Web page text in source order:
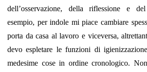
dell’osservazione, della riflessione e
esempio, per indole mi piace cambiare
porta da casa al lavoro e viceversa,
devo espletare le funzioni di
medesime cose in ordine cronologico.